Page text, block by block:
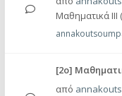
Μαθηματικά
[2ο]
από